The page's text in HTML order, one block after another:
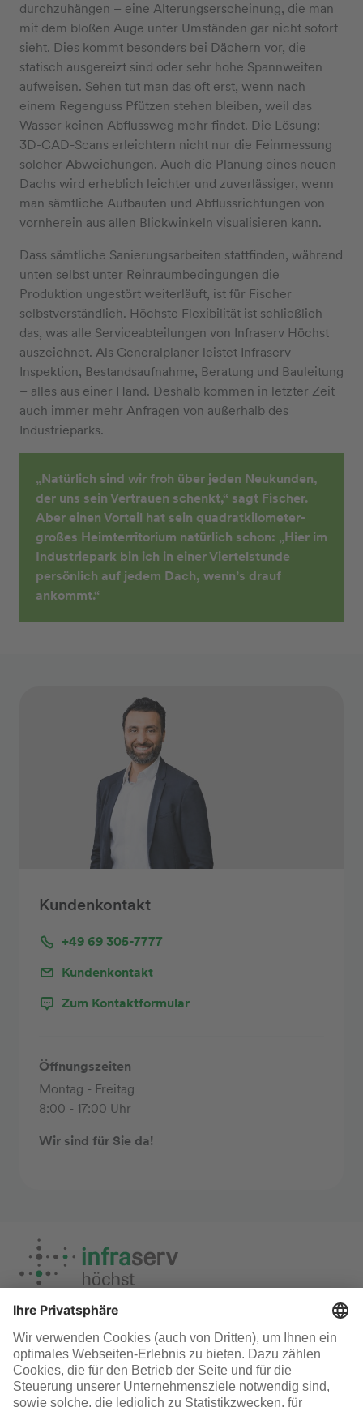
durchzuhängen – eine Alterungserscheinung, die man
mit dem bloßen Auge unter Umständen gar nicht sofort
sieht. Dies kommt besonders bei Dächern vor, die
statisch ausgereizt sind oder sehr hohe Spannweiten
aufweisen. Sehen tut man das oft erst, wenn nach
einem Regenguss Pfützen stehen bleiben, weil das
Wasser keinen Abflussweg mehr findet. Die Lösung:
3D-CAD-Scans erleichtern nicht nur die Feinmessung
solcher Abweichungen. Auch die Planung eines neuen
Dachs wird erheblich leichter und zuverlässiger, wenn
man sämtliche Aufbauten und Abflussrichtungen von
vornherein aus allen Blickwinkeln visualisieren kann.
Dass sämtliche Sanierungsarbeiten stattfinden, während
unten selbst unter Reinraumbedingungen die
Produktion ungestört weiterläuft, ist für Fischer
selbstverständlich. Höchste Flexibilität ist schließlich
das, was alle Serviceabteilungen von Infraserv Höchst
auszeichnet. Als Generalplaner leistet Infraserv
Inspektion, Bestandsaufnahme, Beratung und Bauleitung
– alles aus einer Hand. Deshalb kommen in letzter Zeit
auch immer mehr Anfragen von außerhalb des
Industrieparks.
„Natürlich sind wir froh über jeden Neukunden,
der uns sein Vertrauen schenkt,“ sagt Fischer.
Aber einen Vorteil hat sein quadratkilometer-
großes Heimterritorium natürlich schon: „Hier im
Industriepark bin ich in einer Viertelstunde
persönlich auf jedem Dach, wenn’s drauf
ankommt.“
Kundenkontakt
+49 69 305-7777
Kundenkontakt
Zum Kontaktformular
Öffnungszeiten
Montag - Freitag
8:00 - 17:00 Uhr
Wir sind für Sie da!
Planungs- und Bauleistungen